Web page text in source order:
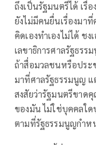
ถึงเป็นรัฐมนตรีได้ เรื่
ยังไม่มีคนยื่นเรื่องมาที่
คิดเองทำเองไม่ได้ ช
เลขาธิการศาลรัฐธร
ถ้าสื่อมวลชนหรือประ
มาที่ศาลรัฐธรรมนูญ
สงสัยว่ารัฐมนตรีขาด
ของมัน ไม่ใช่บุคคลใ
ตามที่รัฐธรรมนูญกำห